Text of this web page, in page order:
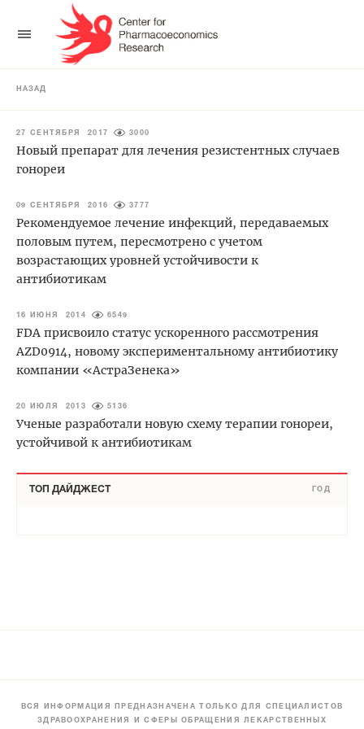
НАЗАД
27 СЕНТЯБРЯ 2017 3000
Новый препарат для лечения резистентных случаев
гонореи
09 СЕНТЯБРЯ 2016 3777
Рекомендуемое лечение инфекций, передаваемых
половым путем, пересмотрено с учетом
возрастающих уровней устойчивости к
антибиотикам
16 ИЮНЯ 2014 6549
FDA присвоило статус ускоренного рассмотрения
AZD0914, новому экспериментальному антибиотику
компании «АстраЗенека»
20 ИЮЛЯ 2013 5136
Ученые разработали новую схему терапии гонореи,
устойчивой к антибиотикам
ТОП ДАЙДЖЕСТ ГОД
ВСЯ ИНФОРМАЦИЯ ПРЕДНАЗНАЧЕНА ТОЛЬКО ДЛЯ СПЕЦИАЛИСТОВ
ЗДРАВООХРАНЕНИЯ И СФЕРЫ ОБРАЩЕНИЯ ЛЕКАРСТВЕННЫХ